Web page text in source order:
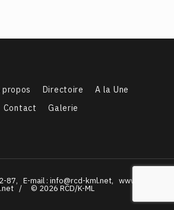
propos Directoire
A la Une
Contact
Galerie
87, E-mail : info@rcd-kml.net, www.rcd-
/ © 2026 RCD/K-ML